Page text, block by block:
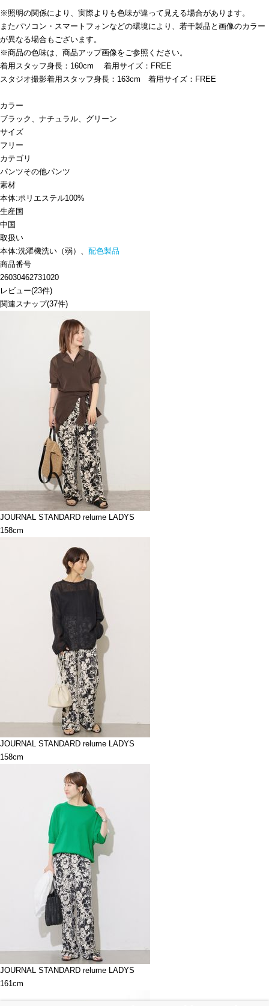
※照明の関係により、実際よりも色味が違って見える場合があります。
またパソコン・スマートフォンなどの環境により、若干製品と画像のカラー
が異なる場合もございます。
※商品の色味は、商品アップ画像をご参照ください。
着用スタッフ身長：160cm 着用サイズ：FREE
スタジオ撮影着用スタッフ身長：163cm 着用サイズ：FREE
カラー
ブラック、ナチュラル、グリーン
サイズ
フリー
カテゴリ
パンツその他パンツ
素材
本体:ポリエステル100%
生産国
中国
取扱い
本体:洗濯機洗い（弱）、 配色製品
商品番号
26030462731020
レビュー(23件)
関連スナップ(37件)
JOURNAL STANDARD relume LADYS
158cm
JOURNAL STANDARD relume LADYS
158cm
JOURNAL STANDARD relume LADYS
161cm